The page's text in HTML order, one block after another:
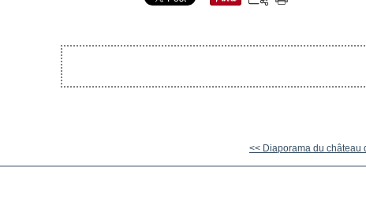
<< Diaporama du château